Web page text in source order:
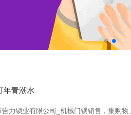
年青潮水
力锁业有限公司_机械门锁销售，集购